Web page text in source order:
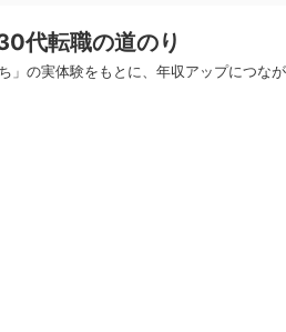
代転職の道のり
の実体験をもとに、年収アップにつな